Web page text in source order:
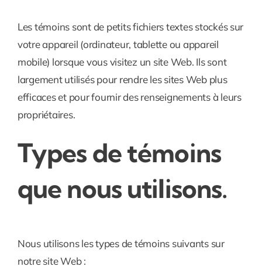
Les témoins sont de petits fichiers textes stockés sur
votre appareil (ordinateur, tablette ou appareil
mobile) lorsque vous visitez un site Web. Ils sont
largement utilisés pour rendre les sites Web plus
efficaces et pour fournir des renseignements à leurs
propriétaires.
Types de témoins
que nous utilisons.
Nous utilisons les types de témoins suivants sur
notre site Web :